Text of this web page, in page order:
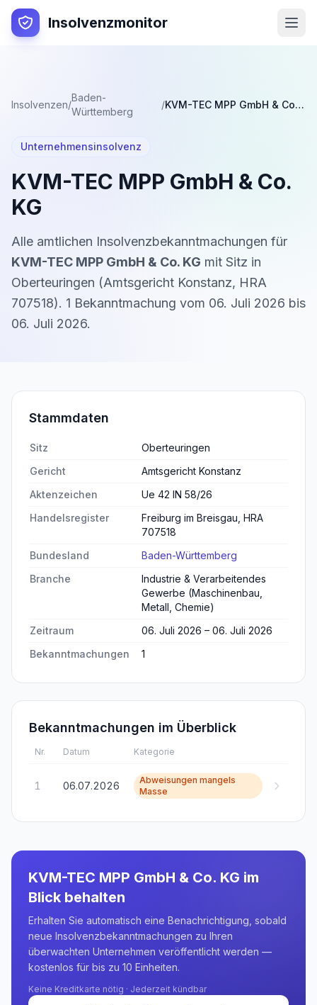
Insolvenzmonitor
Insolvenzen/
Baden-
Württemberg
/ KVM-TEC MPP GmbH & Co. KG
Unternehmensinsolvenz
KVM-TEC MPP GmbH & Co.
KG
Alle amtlichen Insolvenzbekanntmachungen für
KVM-TEC MPP GmbH & Co. KG mit Sitz in
Oberteuringen (Amtsgericht Konstanz, HRA
707518). 1 Bekanntmachung vom 06. Juli 2026 bis
06. Juli 2026.
Stammdaten
Sitz
Oberteuringen
Gericht
Amtsgericht Konstanz
Aktenzeichen
Ue 42 IN 58/26
Handelsregister
Freiburg im Breisgau, HRA
707518
Bundesland
Baden-Württemberg
Branche
Industrie & Verarbeitendes
Gewerbe (Maschinenbau,
Metall, Chemie)
Zeitraum
06. Juli 2026 – 06. Juli 2026
Bekanntmachungen
1
Bekanntmachungen im Überblick
Nr. Datum Kategorie
1 06.07.2026
Abweisungen mangels
Masse
KVM-TEC MPP GmbH & Co. KG im
Blick behalten
Erhalten Sie automatisch eine Benachrichtigung, sobald
neue Insolvenzbekanntmachungen zu Ihren
überwachten Unternehmen veröffentlicht werden —
kostenlos für bis zu 10 Einheiten.
Keine Kreditkarte nötig · Jederzeit kündbar